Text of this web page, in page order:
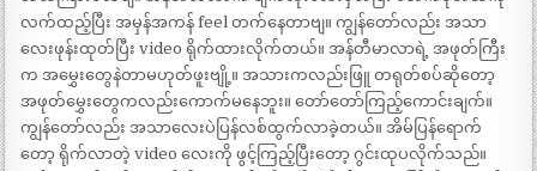
လက်ထည့်ပြီး အမှန်အကန် feel တက်နေတာဗျ။ ကျွန်တော်လည်း အသာ
လေးဖုန်းထုတ်ပြီး video ရိုက်ထားလိုက်တယ်။ အန်တီမာလာရဲ့ အဖုတ်ကြီး
က အမွှေးတွေနဲတာမဟုတ်ဖူးဗျို့။ အသားကလည်းဖြူ တရုတ်စပ်ဆိုတော့
အဖုတ်မွှေးတွေကလည်းကောက်မနေဘူး။ တော်တော်ကြည့်ကောင်းချက်။
ကျွန်တော်လည်း အသာလေးပဲပြန်လစ်ထွက်လာခဲ့တယ်။ အိမ်ပြန်ရောက်
တော့ ရိုက်လာတဲ့ video လေးကို ဖွင့်ကြည့်ပြီးတော့ ဂွင်းထုပလိုက်သည်။